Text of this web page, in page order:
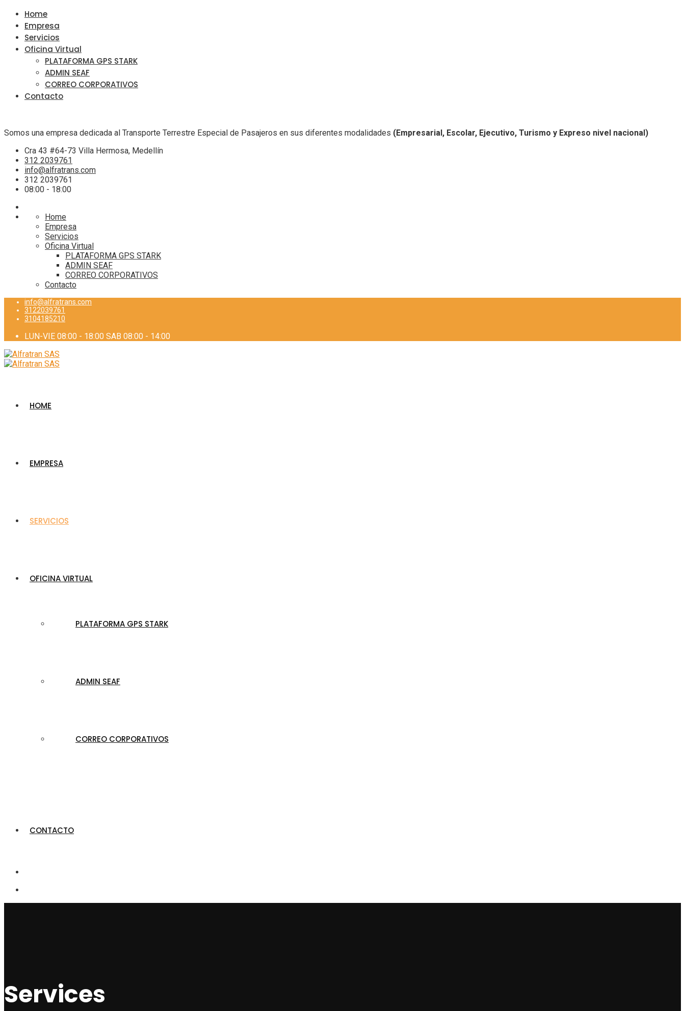
Home
Empresa
Servicios
Oficina Virtual
PLATAFORMA GPS STARK
ADMIN SEAF
CORREO CORPORATIVOS
Contacto
Somos una empresa dedicada al Transporte Terrestre Especial de Pasajeros en sus diferentes modalidades (Empresarial, Escolar, Ejecutivo, Turismo y Expreso nivel nacional)
Cra 43 #64-73 Villa Hermosa, Medellín
312 2039761
info@alfratrans.com
312 2039761
08:00 - 18:00
Home
Empresa
Servicios
Oficina Virtual
PLATAFORMA GPS STARK
ADMIN SEAF
CORREO CORPORATIVOS
Contacto
info@alfratrans.com
3122039761
3104185210
LUN-VIE 08:00 - 18:00 SAB 08:00 - 14:00
HOME
EMPRESA
SERVICIOS
OFICINA VIRTUAL
PLATAFORMA GPS STARK
ADMIN SEAF
CORREO CORPORATIVOS
CONTACTO
Services